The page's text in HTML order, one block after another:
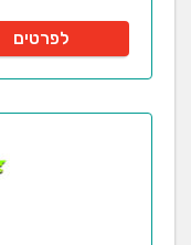
לפרטים